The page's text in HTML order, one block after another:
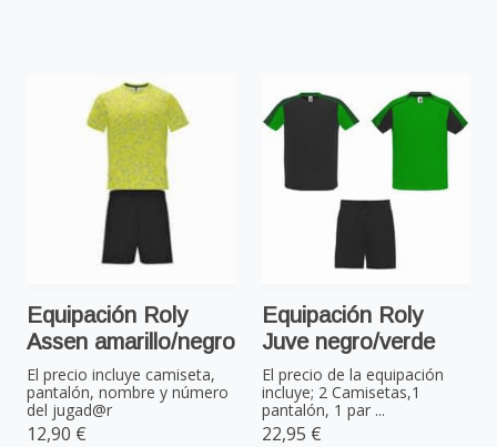
Equipación Roly
Assen amarillo/negro
El precio incluye camiseta,
pantalón, nombre y número
del jugad@r
12,90 €
Equipación Roly
Juve negro/verde
El precio de la equipación
incluye; 2 Camisetas,1
pantalón, 1 par ...
22,95 €